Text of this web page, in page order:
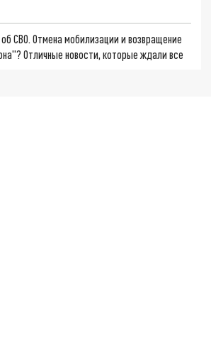
СВО. Отмена мобилизации и возвращение
Отличные новости, которые ждали все